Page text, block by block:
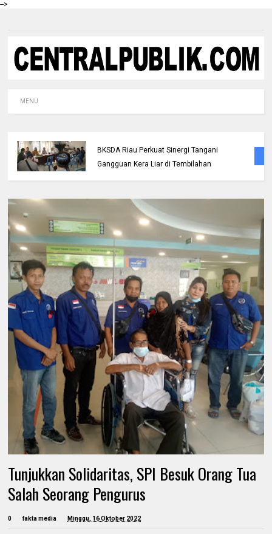
-->
MENU
BKSDA Riau Perkuat Sinergi Tangani
Gangguan Kera Liar di Tembilahan
Tunjukkan Solidaritas, SPI Besuk Orang Tua
Salah Seorang Pengurus
0 fakta media Minggu, 16 Oktober 2022